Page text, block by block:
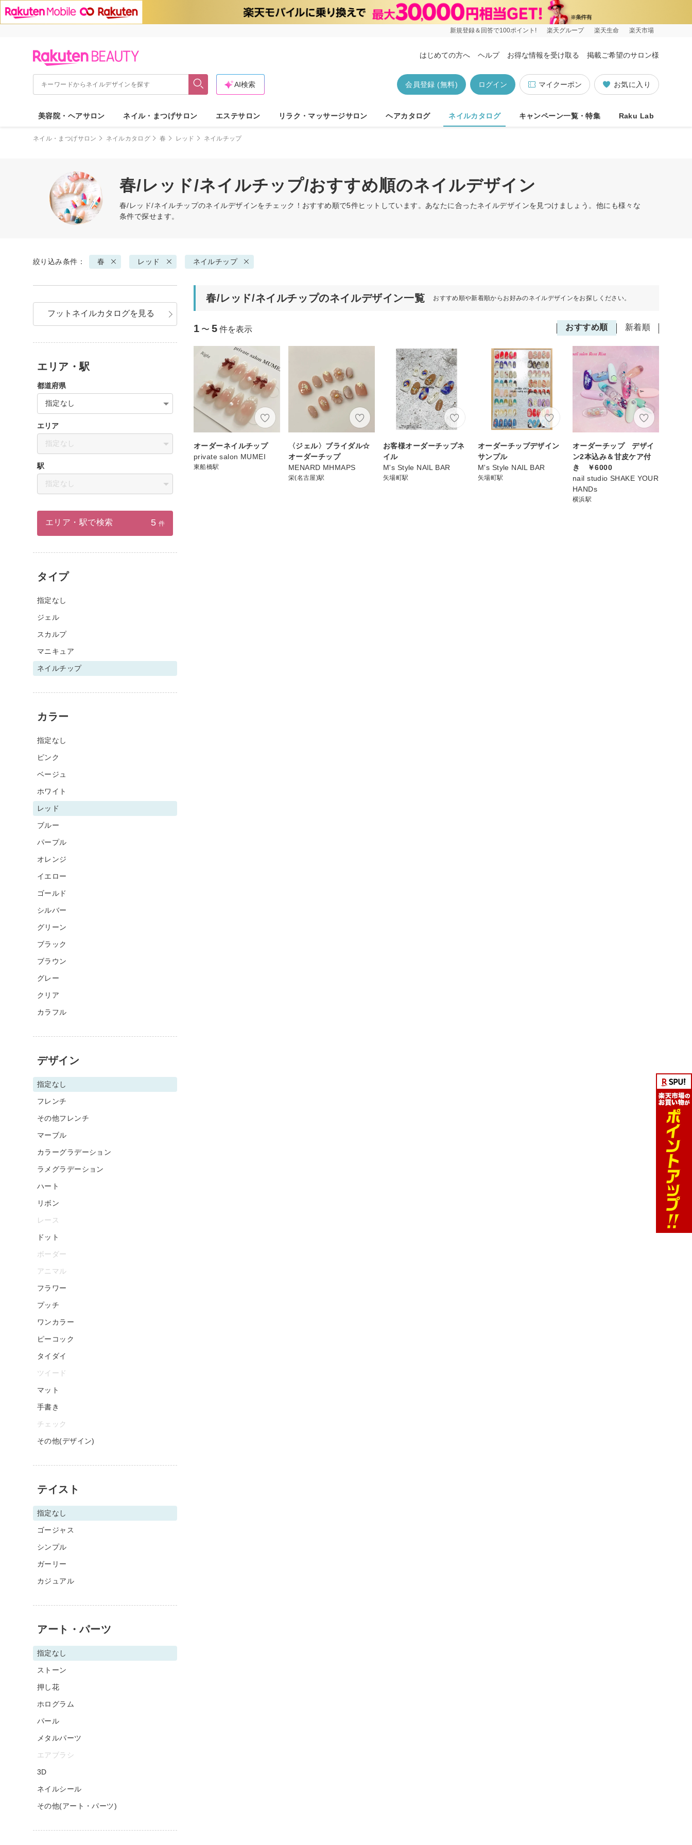
新規登録＆回答で100ポイント! 楽天グループ 楽天生命 楽天市場
はじめての方へ ヘルプ お得な情報を受け取る 掲載ご希望のサロン様
お気に入り
マイクーポン
ログイン
会員登録 (無料)
AI検索
美容院・ヘアサロン ネイル・まつげサロン エステサロン リラク・マッサージサロン ヘアカタログ ネイルカタログ キャンペーン一覧・特集 Raku Lab
ネイル・まつげサロン ネイルカタログ 春 レッド ネイルチップ
春/レッド/ネイルチップ/おすすめ順のネイルデザイン
春/レッド/ネイルチップのネイルデザインをチェック！おすすめ順で5件ヒットしています。あなたに合ったネイルデザインを見つけましょう。他にも様々な
条件で探せます。
絞り込み条件： 春 レッド ネイルチップ
春/レッド/ネイルチップのネイルデザイン一覧 おすすめ順や新着順からお好みのネイルデザインをお探しください。
おすすめ順 新着順
1 〜 5 件を表示
オーダーネイルチップ
private salon MUMEI
東船橋駅
〈ジェル〉ブライダル☆
オーダーチップ
MENARD MHMAPS
栄(名古屋)駅
お客様オーダーチップネ
イル
M's Style NAIL BAR
矢場町駅
オーダーチップデザイン
サンプル
M's Style NAIL BAR
矢場町駅
オーダーチップ デザイ
ン2本込み＆甘皮ケア付
き ￥6000
nail studio SHAKE YOUR
HANDs
横浜駅
フットネイルカタログを見る
エリア・駅
都道府県
指定なし
エリア
指定なし
駅
指定なし
エリア・駅で検索 5 件
タイプ
指定なし
ジェル
スカルプ
マニキュア
ネイルチップ
カラー
指定なし
ピンク
ベージュ
ホワイト
レッド
ブルー
パープル
オレンジ
イエロー
ゴールド
シルバー
グリーン
ブラック
ブラウン
グレー
クリア
カラフル
デザイン
指定なし
フレンチ
その他フレンチ
マーブル
カラーグラデーション
ラメグラデーション
ハート
リボン
レース
ドット
ボーダー
アニマル
フラワー
プッチ
ワンカラー
ピーコック
タイダイ
ツイード
マット
手書き
チェック
その他(デザイン)
テイスト
指定なし
ゴージャス
シンプル
ガーリー
カジュアル
アート・パーツ
指定なし
ストーン
押し花
ホログラム
パール
メタルパーツ
エアブラシ
3D
ネイルシール
その他(アート・パーツ)